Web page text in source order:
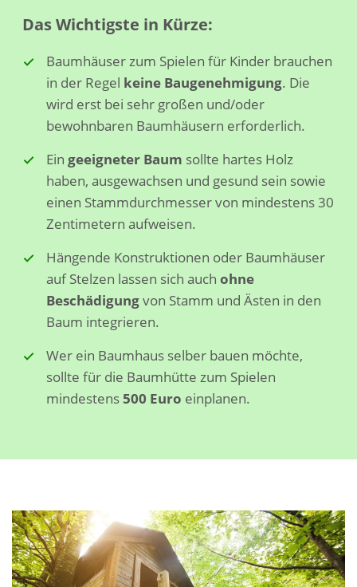
Das Wichtigste in Kürze:
Baumhäuser zum Spielen für Kinder brauchen
in der Regel keine Baugenehmigung. Die
wird erst bei sehr großen und/oder
bewohnbaren Baumhäusern erforderlich.
Ein geeigneter Baum sollte hartes Holz
haben, ausgewachsen und gesund sein sowie
einen Stammdurchmesser von mindestens 30
Zentimetern aufweisen.
Hängende Konstruktionen oder Baumhäuser
auf Stelzen lassen sich auch ohne
Beschädigungvon Stamm und Ästen in den
Baum integrieren.
Wer ein Baumhaus selber bauen möchte,
sollte für die Baumhütte zum Spielen
mindestens500 Euro einplanen.